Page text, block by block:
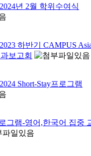
년 2월 학위수여식
하반기 CAMPUS
보고회
Short-Stay프로그램
그램-영어,한국어 집중